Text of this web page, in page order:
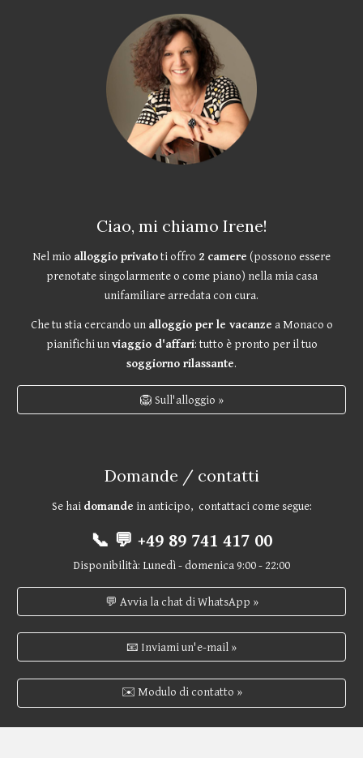
Ciao, mi chiamo Irene!
Nel mio alloggio privatoti offro 2 camere (possono essere
prenotate singolarmente o come piano) nella mia casa
unifamiliare arredata con cura.
Che tu stia cercando un alloggio per le vacanze a Monaco o
pianifichi unviaggio d'affari: tutto è pronto per il tuo
soggiorno rilassante.
🦁 Sull'alloggio »
Domande / contatti
Se hai domande in anticipo, contattaci come segue:
📞 💬 +49 89 741 417 00
Disponibilità: Lunedì - domenica 9:00 - 22:00
💬 Avvia la chat di WhatsApp »
📧 Inviami un'e-mail »
✉️ Modulo di contatto »